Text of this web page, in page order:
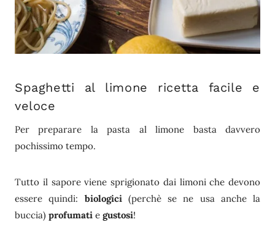
Spaghetti al limone ricetta facile e
veloce
Per preparare la pasta al limone basta davvero
pochissimo tempo.
Tutto il sapore viene sprigionato dai limoni che devono
essere quindi: biologici(perchè se ne usa anche la
buccia) profumati e gustosi!